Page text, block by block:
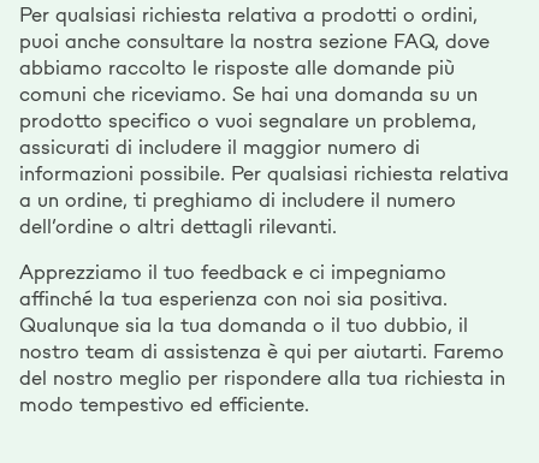
Per qualsiasi richiesta relativa a prodotti o ordini,
puoi anche consultare la nostra sezione FAQ, dove
abbiamo raccolto le risposte alle domande più
comuni che riceviamo. Se hai una domanda su un
prodotto specifico o vuoi segnalare un problema,
assicurati di includere il maggior numero di
informazioni possibile. Per qualsiasi richiesta relativa
a un ordine, ti preghiamo di includere il numero
dell’ordine o altri dettagli rilevanti.
Apprezziamo il tuo feedback e ci impegniamo
affinché la tua esperienza con noi sia positiva.
Qualunque sia la tua domanda o il tuo dubbio, il
nostro team di assistenza è qui per aiutarti. Faremo
del nostro meglio per rispondere alla tua richiesta in
modo tempestivo ed efficiente.